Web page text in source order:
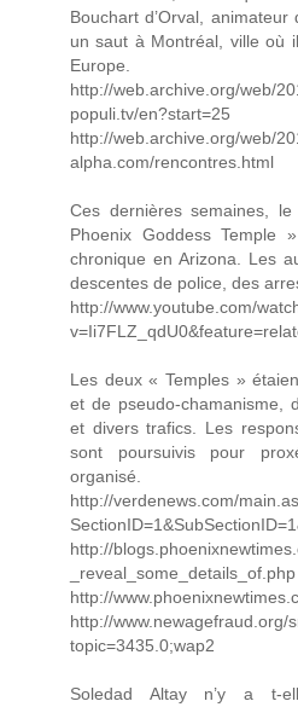
Bouchart d’Orval, animateur
un saut à Montréal, ville où
Europe.
http://web.archive.org/web/
populi.tv/en?start=25
http://web.archive.org/web/
alpha.com/rencontres.html
Ces dernières semaines,
Phoenix Goddess Temple
chronique en Arizona. Les
descentes de police, des
http://www.youtube.com/
Les deux « Temples »
et de pseudo-chamanisme,
et divers trafics. Les
sont poursuivis pour
organisé.
http://verdenews.com/
http://
_reveal_some_details_of.php
http://
http://www.newagefraud.org/
topic=3435.0;wap2
Soledad Altay n’y a t-